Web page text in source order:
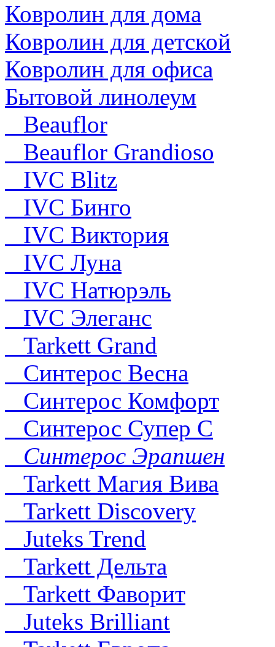
Ковролин для дома
Ковролин для детской
Ковролин для офиса
Бытовой линолеум
Beauflor
Beauflor Grandioso
IVC Blitz
IVC Бинго
IVC Виктория
IVC Луна
IVC Натюрэль
IVC Элеганс
Tarkett Grand
Синтерос Весна
Синтерос Комфорт
Синтерос Супер С
Синтерос Эрапшен
Tarkett Магия Вива
Tarkett Discovery
Juteks Trend
Tarkett Дельта
Tarkett Фаворит
Juteks Brilliant